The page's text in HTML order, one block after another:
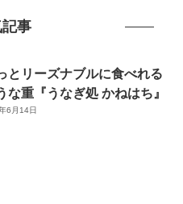
記事
とリーズナブルに食べれる
な重『うなぎ処 かねはち』
6月14日